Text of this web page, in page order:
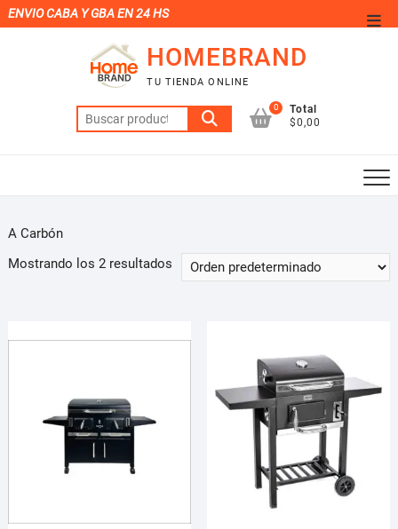
Saltar
al
ENVIO CABA Y GBA EN 24 HS
HOMEBRAND
TU TIENDA ONLINE
Buscar
por:
0
Total
$0,00
A Carbón
Mostrando los 2 resultados